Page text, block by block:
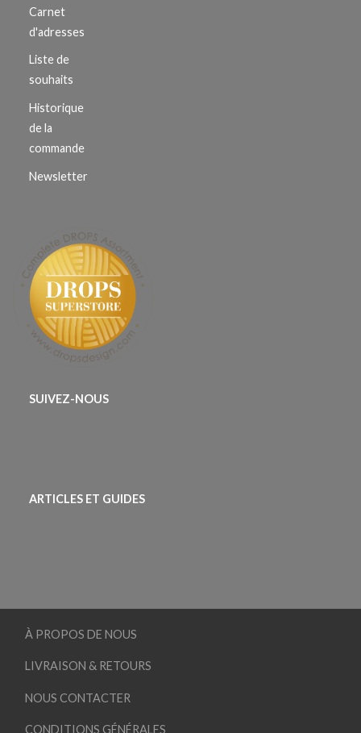
Carnet
d'adresses
Liste de
souhaits
Historique
de la
commande
Newsletter
SUIVEZ-NOUS
ARTICLES ET GUIDES
À PROPOS DE NOUS
LIVRAISON & RETOURS
NOUS CONTACTER
CONDITIONS GÉNÉRALES